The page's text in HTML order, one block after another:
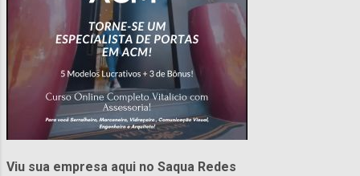
Viu sua empresa aqui no Saqua Redes